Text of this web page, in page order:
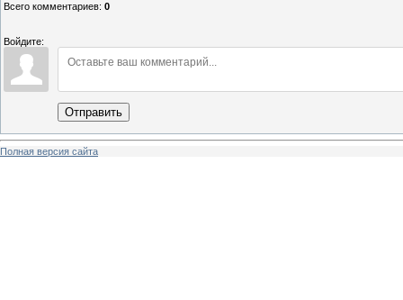
Всего комментариев: 0
Войдите:
Отправить
Полная версия сайта